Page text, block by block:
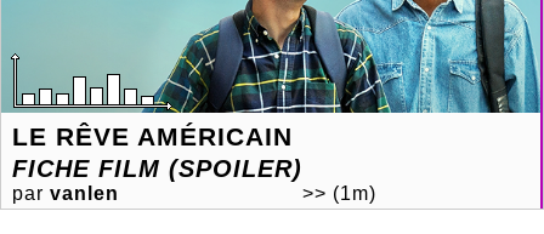
LE RÊVE AMÉRICAIN
FICHE FILM (SPOILER)
par vanlen >> (1m)